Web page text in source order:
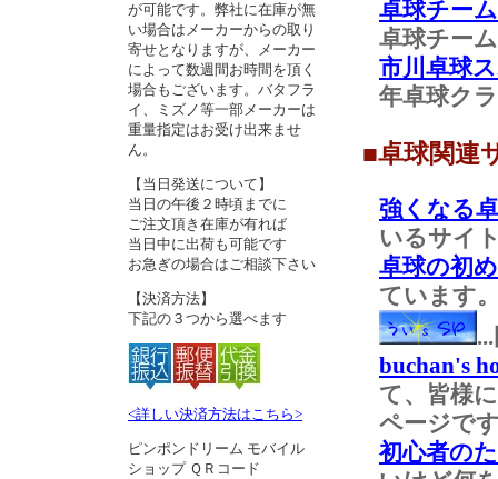
が可能です。弊社に在庫が無
い場合はメーカーからの取り
寄せとなりますが、メーカー
によって数週間お時間を頂く
場合もございます。バタフラ
イ、ミズノ等一部メーカーは
重量指定はお受け出来ませ
ん。
【当日発送について】
当日の午後２時頃までに
ご注文頂き在庫が有れば
当日中に出荷も可能です
お急ぎの場合はご相談下さい
【決済方法】
下記の３つから選べます
<詳しい決済方法はこちら>
ピンポンドリーム モバイル
ショップ ＱＲコード
卓球チー
卓球チー
市川卓球
年卓球ク
■卓球関連
強くなる
いるサイ
卓球の初
ています
buchan's
て、皆様
ページで
初心者の